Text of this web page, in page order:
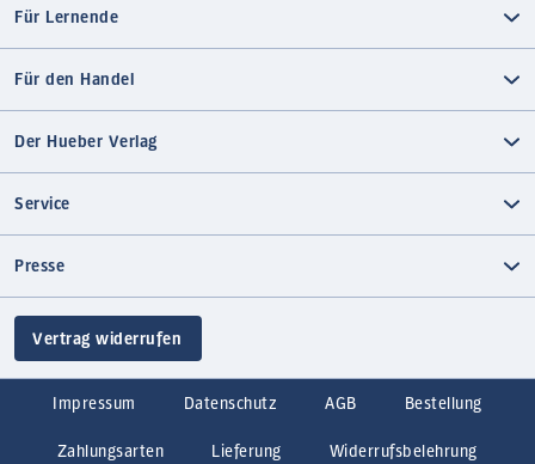
Für Lernende
Für den Handel
Der Hueber Verlag
Service
Presse
Vertrag widerrufen
Impressum Datenschutz AGB Bestellung
Zahlungsarten Lieferung Widerrufsbelehrung